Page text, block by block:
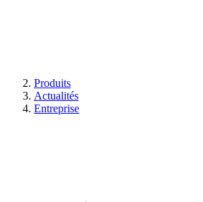
Produits
Actualités
Entreprise